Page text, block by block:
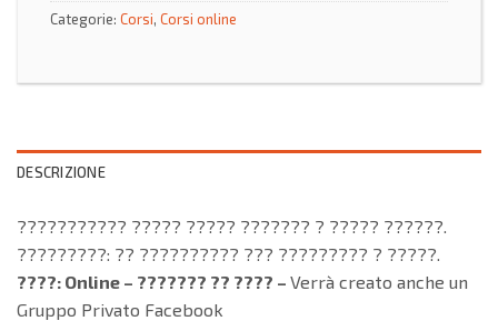
Categorie: Corsi, Corsi online
DESCRIZIONE
??????????? ????? ????? ??????? ? ????? ??????.
?????????: ?? ?????????? ??? ????????? ? ?????.
????: Online – ??????? ?? ???? – Verrà creato anche un
Gruppo Privato Facebook